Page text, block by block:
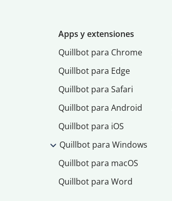
Apps y extensiones
Quillbot para Chrome
Quillbot para Edge
Quillbot para Safari
Quillbot para Android
Quillbot para iOS
Quillbot para Windows
Quillbot para macOS
Quillbot para Word